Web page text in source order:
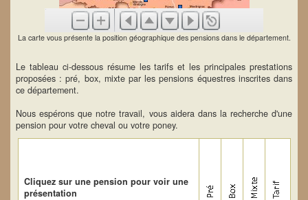
La carte vous présente la position géographique des pensions dans le département.
Le tableau ci-dessous résume les tarifs et les principales prestations
proposées : pré, box, mixte par les pensions équestres inscrites dans
ce département.
Nous espérons que notre travail, vous aidera dans la recherche d'une
pension pour votre cheval ou votre poney.
Cliquez sur une pension pour voir une
présentation